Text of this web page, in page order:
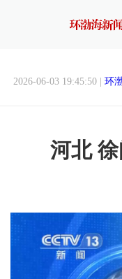
2026-06-03 19:45:50 | 环
河北